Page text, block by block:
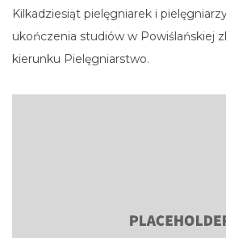
Kilkadziesiąt pielęgniarek i
ukończenia studiów w Powiślańskiej
kierunku Pielęgniarstwo.